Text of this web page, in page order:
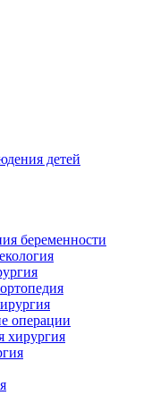
детей
беременности
операции
хирургия